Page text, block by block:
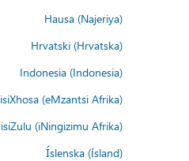
Hausa (Najeriya)
Hrvatski (Hrvatska)
Indonesia (Indonesia)
isiXhosa (eMzantsi Afrika)
isiZulu (iNingizimu Afrika)
Íslenska (ísland)